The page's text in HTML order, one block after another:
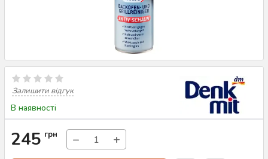
Залишити відгук
В наявності
245 грн − +